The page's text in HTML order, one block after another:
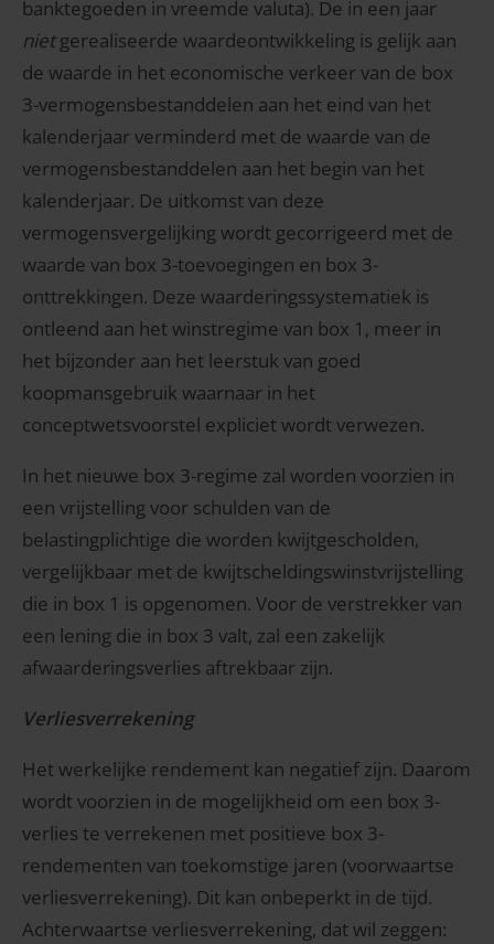
banktegoeden in vreemde valuta). De in een jaar
nietgerealiseerde waardeontwikkeling is gelijk aan
de waarde in het economische verkeer van de box
3-vermogensbestanddelen aan het eind van het
kalenderjaar verminderd met de waarde van de
vermogensbestanddelen aan het begin van het
kalenderjaar. De uitkomst van deze
vermogensvergelijking wordt gecorrigeerd met de
waarde van box 3-toevoegingen en box 3-
onttrekkingen. Deze waarderingssystematiek is
ontleend aan het winstregime van box 1, meer in
het bijzonder aan het leerstuk van goed
koopmansgebruik waarnaar in het
conceptwetsvoorstel expliciet wordt verwezen.
In het nieuwe box 3-regime zal worden voorzien in
een vrijstelling voor schulden van de
belastingplichtige die worden kwijtgescholden,
vergelijkbaar met de kwijtscheldingswinstvrijstelling
die in box 1 is opgenomen. Voor de verstrekker van
een lening die in box 3 valt, zal een zakelijk
afwaarderingsverlies aftrekbaar zijn.
Verliesverrekening
Het werkelijke rendement kan negatief zijn. Daarom
wordt voorzien in de mogelijkheid om een box 3-
verlies te verrekenen met positieve box 3-
rendementen van toekomstige jaren (voorwaartse
verliesverrekening). Dit kan onbeperkt in de tijd.
Achterwaartse verliesverrekening, dat wil zeggen: